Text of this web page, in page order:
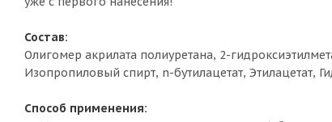
Состав:
Олигомер акрилата полиуретана, 2-
Изопропиловый спирт, n-бутилацетат, Этилацетат,
Способ применения: